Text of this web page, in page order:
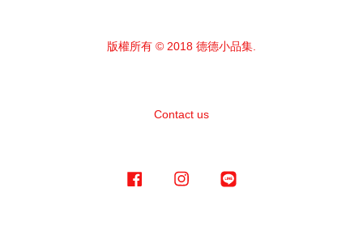
版權所有 © 2018 德德小品集.
Contact us
Facebook Instagram